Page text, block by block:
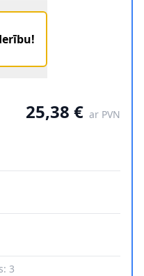
25,38 € ar PVN
3